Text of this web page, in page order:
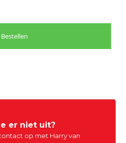
Bestellen
er niet uit?
op met Harry van